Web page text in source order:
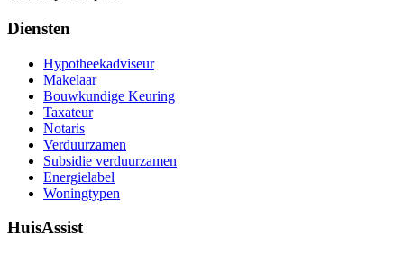
Diensten
Hypotheekadviseur
Makelaar
Bouwkundige Keuring
Taxateur
Notaris
Verduurzamen
Subsidie verduurzamen
Energielabel
Woningtypen
HuisAssist